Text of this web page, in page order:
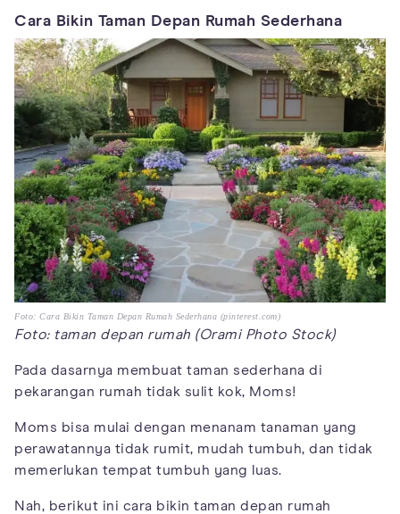
Cara Bikin Taman Depan Rumah Sederhana
Foto: Cara Bikin Taman Depan Rumah Sederhana (pinterest.com)
Foto: taman depan rumah (Orami Photo Stock)
Pada dasarnya membuat taman sederhana di
pekarangan rumah tidak sulit kok, Moms!
Moms bisa mulai dengan menanam tanaman yang
perawatannya tidak rumit, mudah tumbuh, dan tidak
memerlukan tempat tumbuh yang luas.
Nah, berikut ini cara bikin taman depan rumah